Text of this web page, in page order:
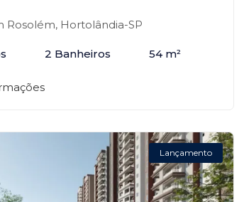
Rosolém, Hortolândia-SP
2 Banheiros 54 m²
Lançamento